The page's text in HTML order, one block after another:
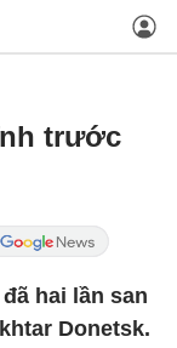
trước
hai lần san
Donetsk.